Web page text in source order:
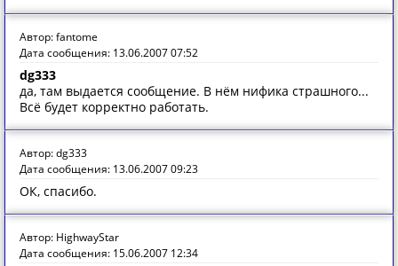
Автор: fantome
Дата сообщения: 13.06.2007 07:52
dg333
да, там выдается сообщение. В нём нифика страшного...
Всё будет корректно работать.
Автор: dg333
Дата сообщения: 13.06.2007 09:23
ОК, спасибо.
Автор: HighwayStar
Дата сообщения: 15.06.2007 12:34